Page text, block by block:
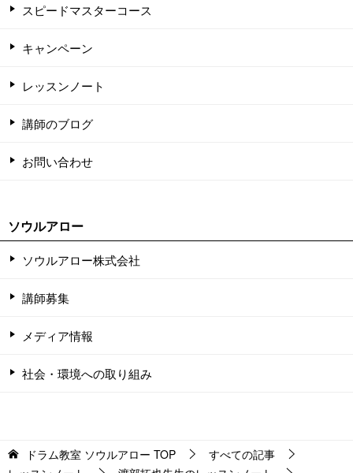
スピードマスターコース
キャンペーン
レッスンノート
講師のブログ
お問い合わせ
ソウルアロー
ソウルアロー株式会社
講師募集
メディア情報
社会・環境への取り組み
ドラム教室 ソウルアロー TOP
すべての記事